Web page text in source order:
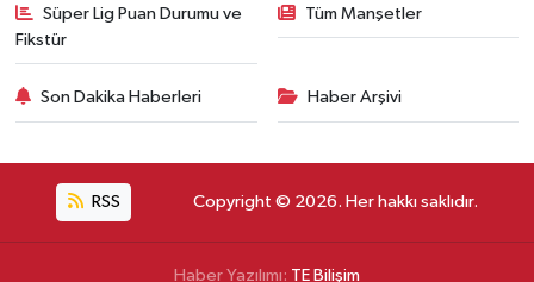
Süper Lig Puan Durumu ve
Fikstür
Tüm Manşetler
Son Dakika Haberleri Haber Arşivi
RSS Copyright © 2026. Her hakkı saklıdır.
Haber Yazılımı: TE Bilişim